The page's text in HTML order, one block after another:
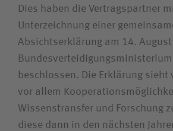
Bewerberin / Bewerber
Journalistin / Journalist
Dies haben die Vertragspartner
Unterzeichnung einer
Absichtserklärung am 14.
beschlossen. Die Erklärung sieht
vor allem
Wissenstransfer und Forschung
diese dann in den nächsten